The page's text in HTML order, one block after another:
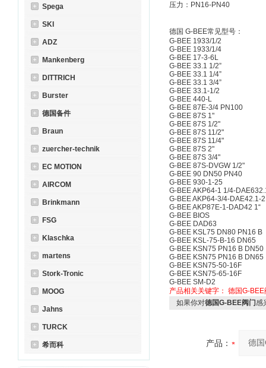
Spega
SKI
ADZ
Mankenberg
DITTRICH
Burster
德国备件
Braun
zuercher-technik
EC MOTION
AIRCOM
Brinkmann
FSG
Klaschka
martens
Stork-Tronic
MOOG
Jahns
TURCK
希而科
压力：PN16-PN40
德国 G-BEE常见型号：
G-BEE 1933/1/2
G-BEE 1933/1/4
G-BEE 17-3-6L
G-BEE 33.1 1/2”
G-BEE 33.1 1/4”
G-BEE 33.1 3/4”
G-BEE 33.1-1/2
G-BEE 440-L
G-BEE 87E-3/4 PN100
G-BEE 87S 1"
G-BEE 87S 1/2"
G-BEE 87S 11/2"
G-BEE 87S 11/4"
G-BEE 87S 2"
G-BEE 87S 3/4"
G-BEE 87S-DVGW 1/2"
G-BEE 90 DN50 PN40
G-BEE 930-1-25
G-BEE AKP64-1 1/4-
G-BEE AKP64-3/4-DAE42.1-
G-BEE AKP87E-1-DAD42 1“
G-BEE BIOS
G-BEE DAD63
G-BEE KSL75 DN80 PN16 B
G-BEE KSL-75-B-16 DN65
G-BEE KSN75 PN16 B DN50
G-BEE KSN75 PN16 B DN65
G-BEE KSN75-50-16F
G-BEE KSN75-65-16F
G-BEE SM-D2
产品相关关键字： 德国G-BEE
如果你对德国G-BEE阀门感
产品：